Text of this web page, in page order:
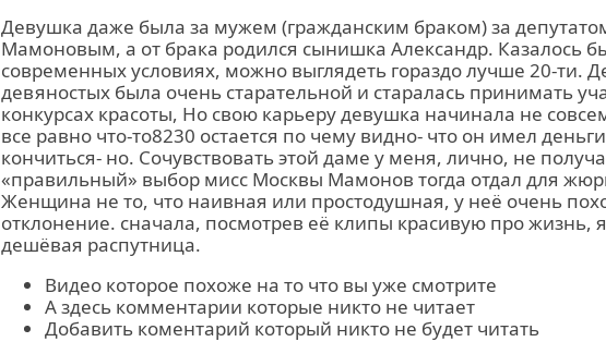
Девушка даже была за мужем (гражданским браком) за
Мамоновым, а от брака родился сынишка Александр. Казалось
современных условиях, можно выглядеть гораздо лучше 20-ти.
девяностых была очень старательной и старалась принимать
конкурсах красоты, Но свою карьеру девушка начинала не
все равно что-то8230 остается по чему видно- что он имел
кончиться- но. Сочувствовать этой даме у меня, лично, не
«правильный» выбор мисс Москвы Мамонов тогда отдал для
Женщина не то, что наивная или простодушная, у неё очень
отклонение. сначала, посмотрев её клипы красивую про жизнь,
дешёвая распутница.
Видео которое похоже на то что вы уже смотрите
А здесь комментарии которые никто не читает
Добавить коментарий который никто не будет читать